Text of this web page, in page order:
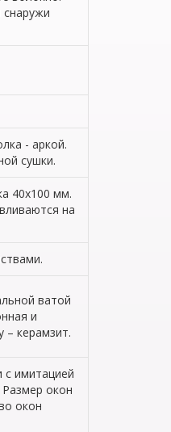
снаружи
- аркой.
сушки.
40х100 мм.
на
ватой
и
– керамзит.
с имитацией
окон
окон